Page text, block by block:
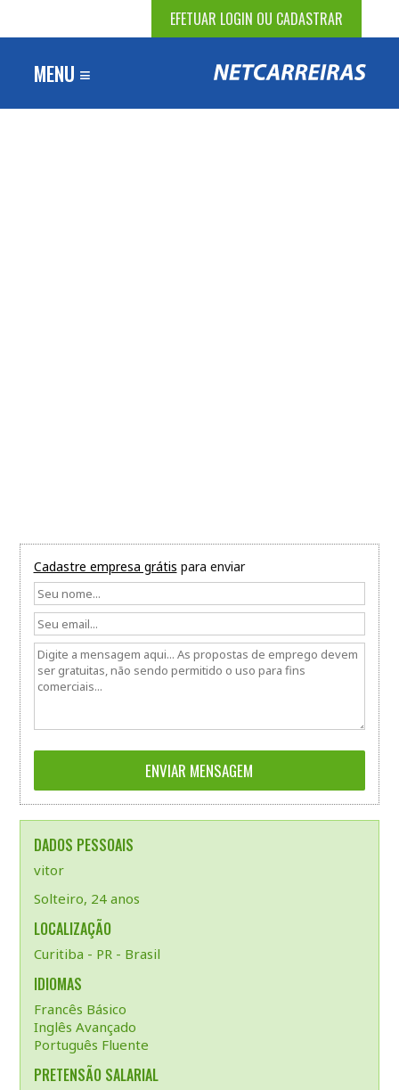
EFETUAR LOGIN OU CADASTRAR
MENU ≡
Cadastre empresa grátis para enviar
DADOS PESSOAIS
vitor
Solteiro, 24 anos
LOCALIZAÇÃO
Curitiba - PR - Brasil
IDIOMAS
Francês Básico
Inglês Avançado
Português Fluente
PRETENSÃO SALARIAL